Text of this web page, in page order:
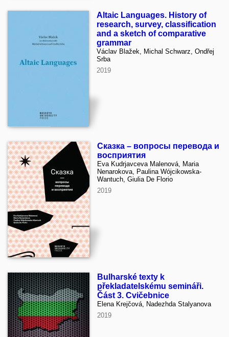
Altaic Languages. History of
research, survey, classification
and a sketch of comparative
grammar
Václav Blažek, Michal Schwarz, Ondřej
Srba
2019
Сказка – вопросы перевода и
восприятия
Eva Kudrjavceva Malenová, Maria
Nenarokova, Paulina Wójcikowska-
Wantuch, Giulia De Florio
2019
Bulharské texty k
překladatelskému semináři.
Část 3. Cvičebnice
Elena Krejčová, Nadezhda Stalyanova
2019